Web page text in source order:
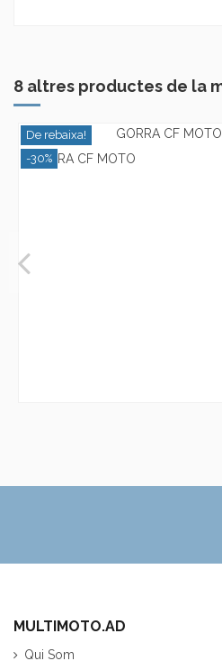
8 altres productes de la
De rebaixa!
-30%
GORRA CF MOTO
MULTIMOTO.AD
Qui Som